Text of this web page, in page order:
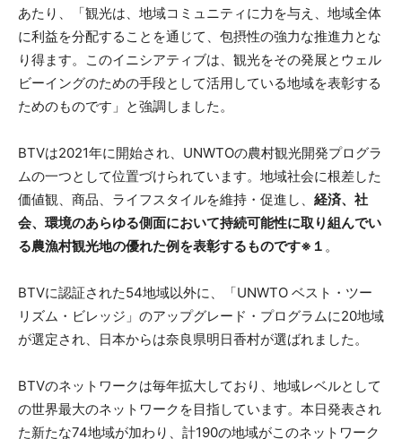
あたり、「観光は、地域コミュニティに力を与え、地域全体
に利益を分配することを通じて、包摂性の強力な推進力とな
り得ます。このイニシアティブは、観光をその発展とウェル
ビーイングのための手段として活用している地域を表彰する
ためのものです」と強調しました。
BTVは2021年に開始され、UNWTOの農村観光開発プログラ
ムの一つとして位置づけられています。地域社会に根差した
価値観、商品、ライフスタイルを維持・促進し、 経済、社
会、環境のあらゆる側面において持続可能性に取り組んでい
る農漁村観光地の優れた例を表彰するものです※１ 。
BTVに認証された54地域以外に、「UNWTO ベスト・ツー
リズム・ビレッジ」のアップグレード・プログラムに20地域
が選定され、日本からは奈良県明日香村が選ばれました。
BTVのネットワークは毎年拡大しており、地域レベルとして
の世界最大のネットワークを目指しています。本日発表され
た新たな74地域が加わり、計190の地域がこのネットワーク